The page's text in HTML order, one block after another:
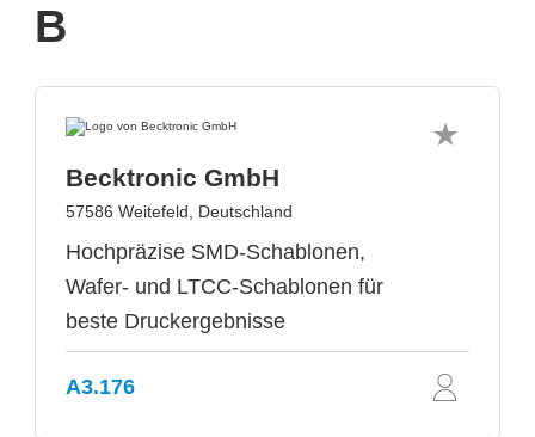
B
Becktronic GmbH
57586 Weitefeld, Deutschland
Hochpräzise SMD-Schablonen,
Wafer- und LTCC-Schablonen für
beste Druckergebnisse
A3.176